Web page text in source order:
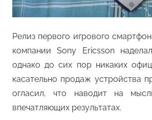
Релиз первого игрового
компании Sony Ericsson
однако до сих пор никаких
касательно продаж устройства
огласил, что наводит на
впечатляющих результатах.